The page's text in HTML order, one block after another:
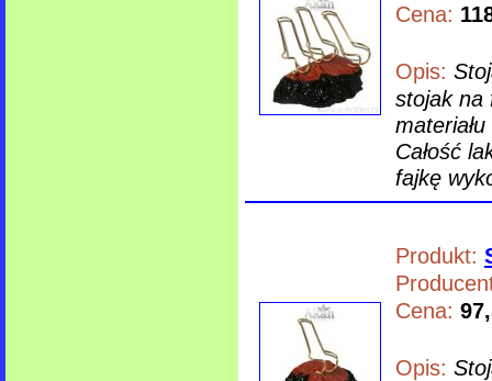
Cena:
Opis:
stojak na
Całość
fajkę
Produkt:
Cena:
Opis: